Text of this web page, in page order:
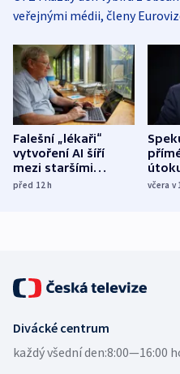
veřejnými médii, členy
Falešní „lékaři“
vytvoření AI šíří
mezi staršími
Poláky nebezpečné
před 12h
míní
včera v
Divácké centrum
každý všední den:8:00—16:00